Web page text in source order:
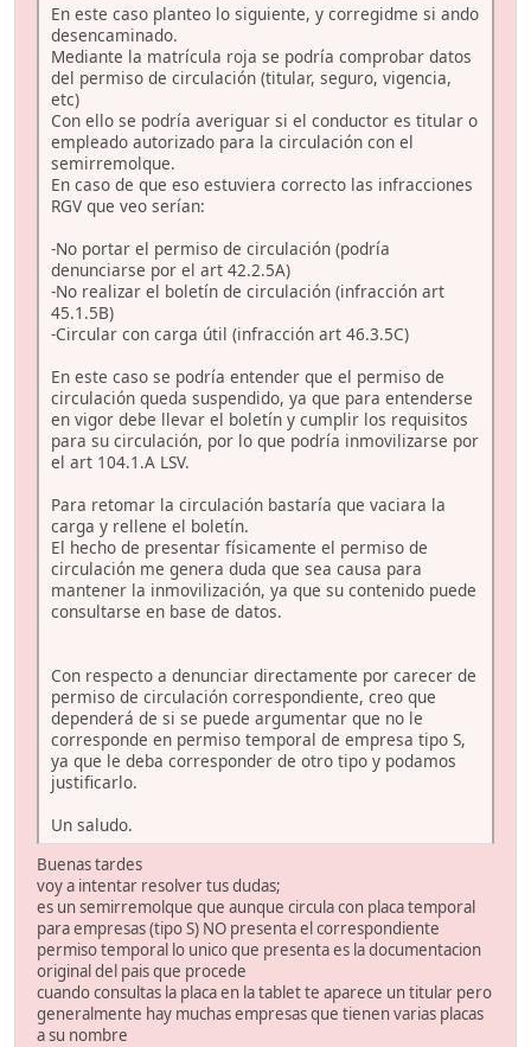
En este caso planteo lo siguiente, y corregidme si ando
desencaminado.
Mediante la matrícula roja se podría comprobar datos
del permiso de circulación (titular, seguro, vigencia,
etc)
Con ello se podría averiguar si el conductor es titular o
empleado autorizado para la circulación con el
semirremolque.
En caso de que eso estuviera correcto las infracciones
RGV que veo serían:
-No portar el permiso de circulación (podría
denunciarse por el art 42.2.5A)
-No realizar el boletín de circulación (infracción art
45.1.5B)
-Circular con carga útil (infracción art 46.3.5C)
En este caso se podría entender que el permiso de
circulación queda suspendido, ya que para entenderse
en vigor debe llevar el boletín y cumplir los requisitos
para su circulación, por lo que podría inmovilizarse por
el art 104.1.A LSV.
Para retomar la circulación bastaría que vaciara la
carga y rellene el boletín.
El hecho de presentar físicamente el permiso de
circulación me genera duda que sea causa para
mantener la inmovilización, ya que su contenido puede
consultarse en base de datos.
Con respecto a denunciar directamente por carecer de
permiso de circulación correspondiente, creo que
dependerá de si se puede argumentar que no le
corresponde en permiso temporal de empresa tipo S,
ya que le deba corresponder de otro tipo y podamos
justificarlo.
Un saludo.
Buenas tardes
voy a intentar resolver tus dudas;
es un semirremolque que aunque circula con placa temporal
para empresas (tipo S) NO presenta el correspondiente
permiso temporal lo unico que presenta es la documentacion
original del pais que procede
cuando consultas la placa en la tablet te aparece un titular pero
generalmente hay muchas empresas que tienen varias placas
a su nombre